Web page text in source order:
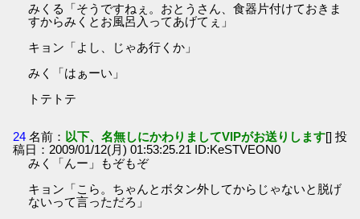
みくる「そうですねぇ。おとうさん、食器片付けておきま
すからみくとお風呂入ってあげてぇ」
キョン「よし、じゃあ行くか」
みく「はぁーい」
トテトテ
24 名前： 以下、名無しにかわりましてVIPがお送りします[] 投
稿日：2009/01/12(月) 01:53:25.21 ID:KeSTVEON0
みく「んー」もぞもぞ
キョン「こら。ちゃんとボタン外してからじゃないと脱げ
ないって言っただろ」